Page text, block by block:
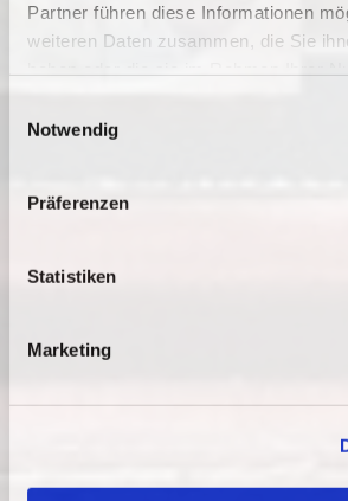
Partner führen diese Informationen
weiteren Daten zusammen, die Sie
Notwendig
Präferenzen
Statistiken
Marketing